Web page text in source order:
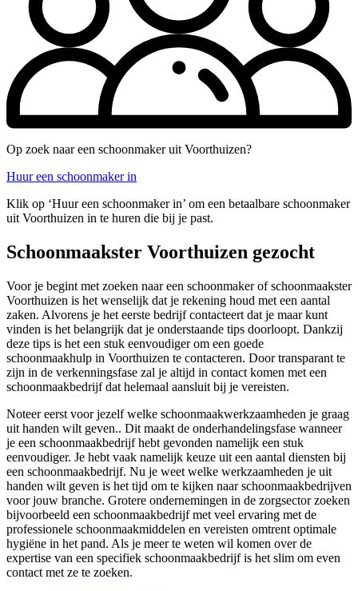
Op zoek naar een schoonmaker uit Voorthuizen?
Huur een schoonmaker in
Klik op ‘Huur een schoonmaker in’ om een betaalbare schoonmaker
uit Voorthuizen in te huren die bij je past.
Schoonmaakster Voorthuizen gezocht
Voor je begint met zoeken naar een schoonmaker of schoonmaakster
Voorthuizen is het wenselijk dat je rekening houd met een aantal
zaken. Alvorens je het eerste bedrijf contacteert dat je maar kunt
vinden is het belangrijk dat je onderstaande tips doorloopt. Dankzij
deze tips is het een stuk eenvoudiger om een goede
schoonmaakhulp in Voorthuizen te contacteren. Door transparant te
zijn in de verkenningsfase zal je altijd in contact komen met een
schoonmaakbedrijf dat helemaal aansluit bij je vereisten.
Noteer eerst voor jezelf welke schoonmaakwerkzaamheden je graag
uit handen wilt geven.. Dit maakt de onderhandelingsfase wanneer
je een schoonmaakbedrijf hebt gevonden namelijk een stuk
eenvoudiger. Je hebt vaak namelijk keuze uit een aantal diensten bij
een schoonmaakbedrijf. Nu je weet welke werkzaamheden je uit
handen wilt geven is het tijd om te kijken naar schoonmaakbedrijven
voor jouw branche. Grotere ondernemingen in de zorgsector zoeken
bijvoorbeeld een schoonmaakbedrijf met veel ervaring met de
professionele schoonmaakmiddelen en vereisten omtrent optimale
hygiëne in het pand. Als je meer te weten wil komen over de
expertise van een specifiek schoonmaakbedrijf is het slim om even
contact met ze te zoeken.